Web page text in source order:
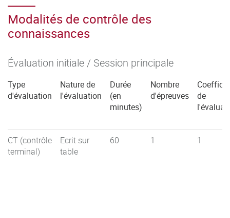
Modalités de contrôle des
connaissances
Évaluation initiale / Session principale
Type
d'évaluation
Nature de
l'évaluation
Durée
(en
minutes)
Nombre
d'épreuves
de
CT (contrôle
terminal)
Ecrit sur
table
60 1 1